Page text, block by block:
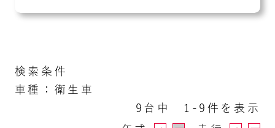
検索条件
車種：衛生車
9台中 1-9件を表示